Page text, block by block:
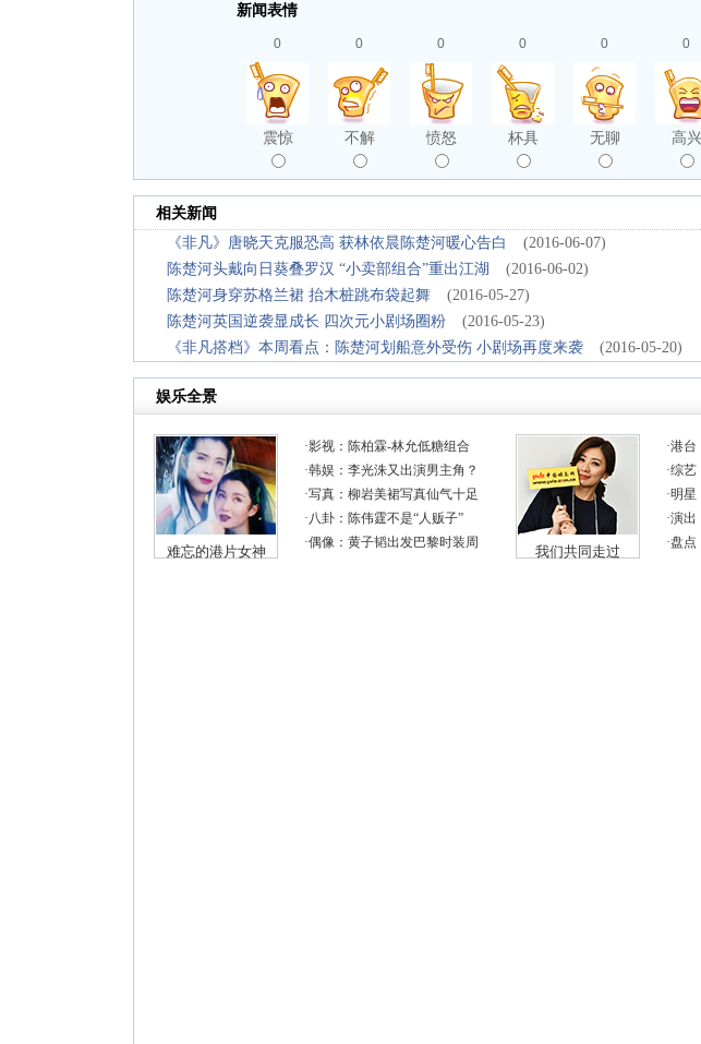
新闻表情
0
震惊
0
不解
0
愤怒
0
杯具
0
无聊
0
高兴
相关新闻
《非凡》唐晓天克服恐高 获林依晨陈楚河暖心告白
(2016-06-07)
陈楚河头戴向日葵叠罗汉 “小卖部组合”重出江湖
(2016-06-02)
陈楚河身穿苏格兰裙 抬木桩跳布袋起舞
(2016-05-27)
陈楚河英国逆袭显成长 四次元小剧场圈粉
(2016-05-23)
《非凡搭档》本周看点：陈楚河划船意外受伤 小剧场再度来袭
(2016-05-20)